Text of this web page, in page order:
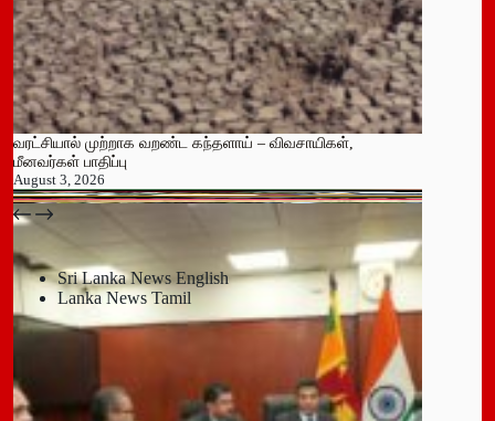
வரட்சியால் முற்றாக வறண்ட கந்தளாய் – விவசாயிகள்,
மீனவர்கள் பாதிப்பு
August 3, 2026
பதுளை மாநகர சபையின் NPP உறுப்பினர் திடீர் ராஜினாமா!
July 14, 2026
Sri Lanka News English
Lanka News Tamil